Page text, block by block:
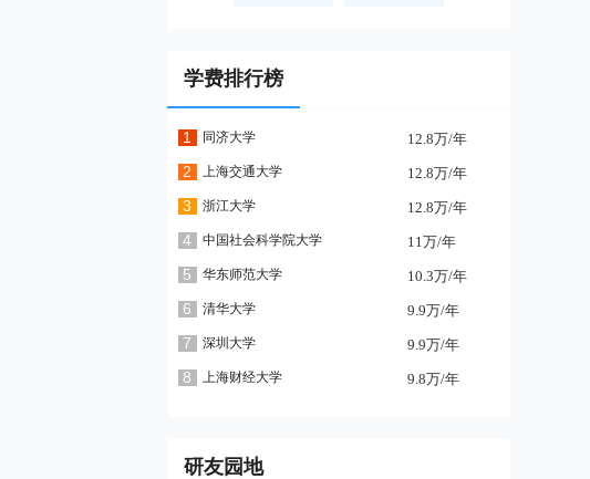
学费排行榜
1 同济大学 12.8万/年
2 上海交通大学 12.8万/年
3 浙江大学 12.8万/年
4 中国社会科学院大学 11万/年
5 华东师范大学 10.3万/年
6 清华大学 9.9万/年
7 深圳大学 9.9万/年
8 上海财经大学 9.8万/年
研友园地